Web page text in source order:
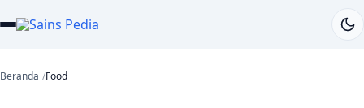
Beranda Food